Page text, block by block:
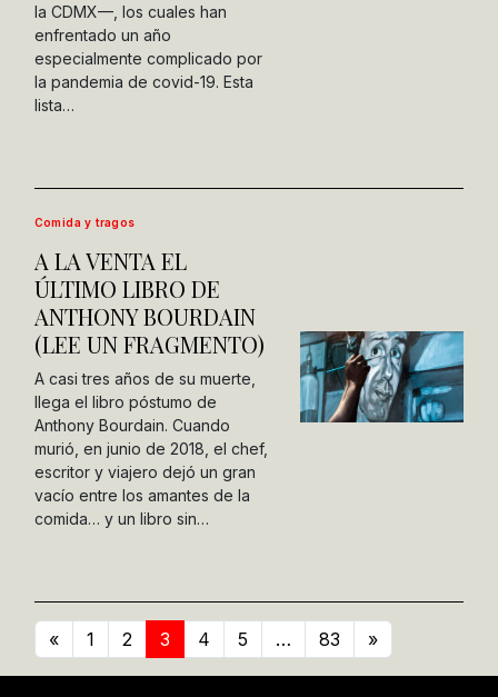
la CDMX—, los cuales han
enfrentado un año
especialmente complicado por
la pandemia de covid-19. Esta
lista…
Comida y tragos
A LA VENTA EL
ÚLTIMO LIBRO DE
ANTHONY BOURDAIN
(LEE UN FRAGMENTO)
A casi tres años de su muerte,
llega el libro póstumo de
Anthony Bourdain. Cuando
murió, en junio de 2018, el chef,
escritor y viajero dejó un gran
vacío entre los amantes de la
comida… y un libro sin…
« 1 2 3 4 5 … 83 »